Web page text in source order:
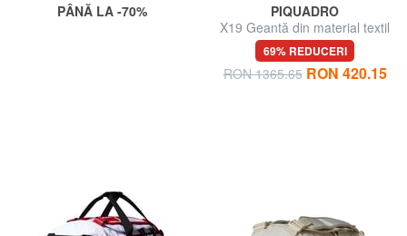
PÂNĂ LA -70%
PIQUADRO
X19 Geantă din material textil
cu curea de umăr
69% REDUCERI
RON 1365.65 RON 420.15